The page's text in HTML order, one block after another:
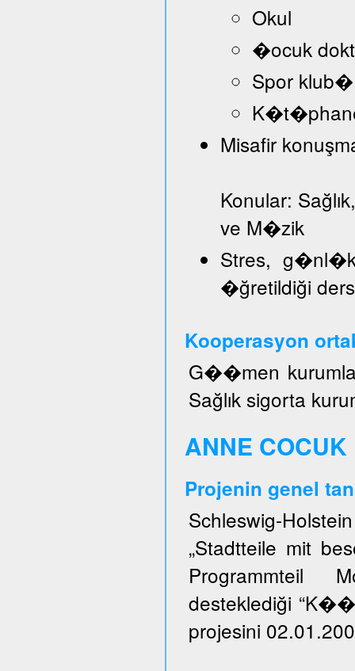
Okul
�ocuk
Spor klub�
Misafir
Konular:
ve M�zik
Stres, g�nl�k
�ğretildiği
Kooperasyon
G��men
Sağlık sigorta
ANNE COCUK
Projenin genel
Schleswig-
„Stadtteile mit
Programmteil
desteklediği
projesini